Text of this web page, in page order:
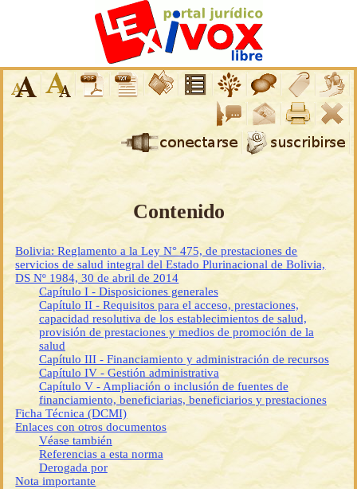
Contenido
Bolivia: Reglamento a la Ley N° 475, de prestaciones de
servicios de salud integral del Estado Plurinacional de Bolivia,
DS Nº 1984, 30 de abril de 2014
Capítulo I - Disposiciones generales
Capítulo II - Requisitos para el acceso, prestaciones,
capacidad resolutiva de los establecimientos de salud,
provisión de prestaciones y medios de promoción de la
salud
Capítulo III - Financiamiento y administración de recursos
Capítulo IV - Gestión administrativa
Capítulo V - Ampliación o inclusión de fuentes de
financiamiento, beneficiarias, beneficiarios y prestaciones
Ficha Técnica (DCMI)
Enlaces con otros documentos
Véase también
Referencias a esta norma
Derogada por
Nota importante